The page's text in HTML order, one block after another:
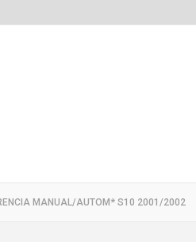
MANUAL/AUTOM* S10 2001/2002